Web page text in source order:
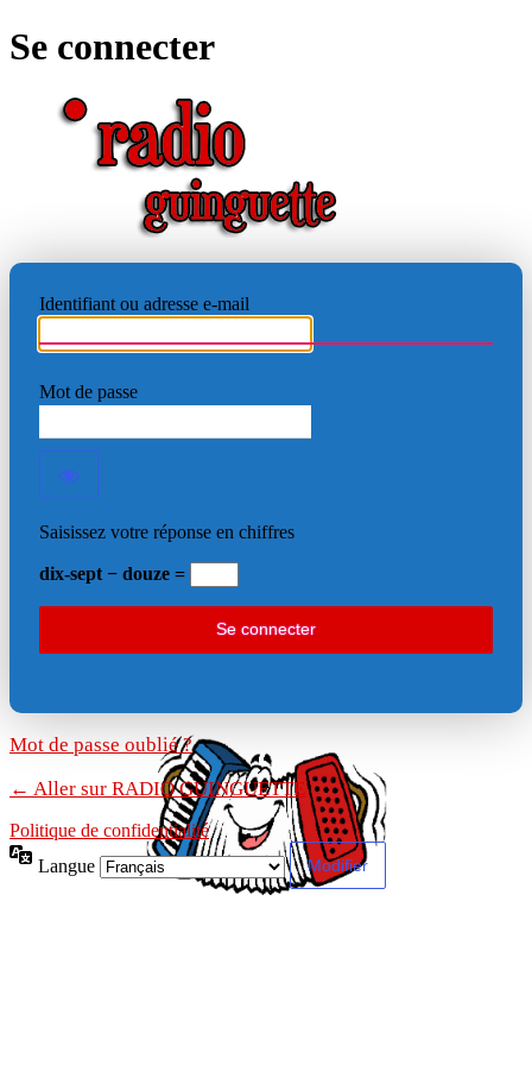
Se connecter
Identifiant ou adresse e-mail
Mot de passe
Saisissez votre réponse en chiffres
dix-sept − douze =
Mot de passe oublié ?
← Aller sur RADIO GUINGUETTE
Politique de confidentialité
Langue